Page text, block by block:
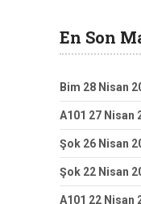
En Son
Bim 28 Nisan
A101 27 Nisan
Şok 26 Nisan
Şok 22 Nisan
A101 22 Nisan